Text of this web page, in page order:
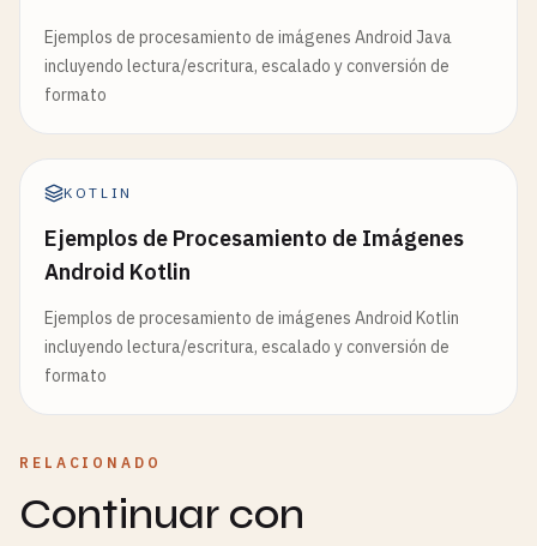
Ejemplos de procesamiento de imágenes Android Java
incluyendo lectura/escritura, escalado y conversión de
formato
KOTLIN
Ejemplos de Procesamiento de Imágenes
Android Kotlin
Ejemplos de procesamiento de imágenes Android Kotlin
incluyendo lectura/escritura, escalado y conversión de
formato
RELACIONADO
Continuar con